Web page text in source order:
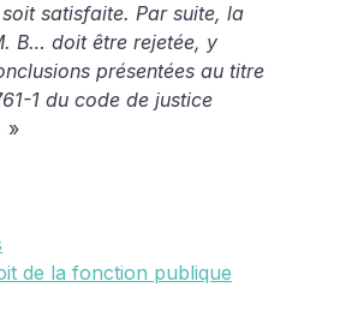
satisfaite. Par suite, la
B… doit être rejetée, y
présentées au titre
1 du code de justice
»
de la fonction publique